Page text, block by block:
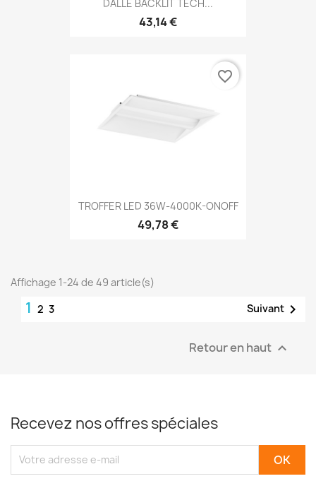
DALLE BACKLIT TECH...
43,14 €
TROFFER LED 36W-4000K-ONOFF
49,78 €
favorite_border
Affichage 1-24 de 49 article(s)
1 2 3 Suivant 
Retour en haut 
Recevez nos offres spéciales